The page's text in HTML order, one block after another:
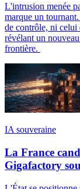
L'intrusion menée
marque un
de contrôle, ni celui
révélant un
frontière.
IA souveraine
La France
Gigafactory